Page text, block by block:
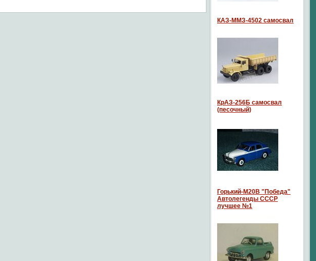
КАЗ-ММЗ-4502 самосвал
КрАЗ-256Б самосвал
(песочный)
Горький-М20В "Победа"
Автолегенды СССР
лучшее №1